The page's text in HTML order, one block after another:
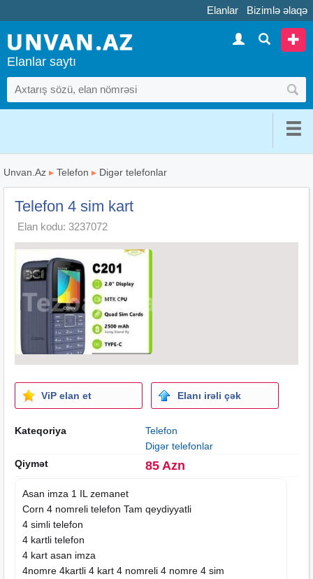
Elanlar Bizimlə əlaqə
Elanlar saytı
Unvan.Az ▸ Telefon ▸ Digər telefonlar
Telefon 4 sim kart
Elan kodu: 3237072
ViP elan et Elanı irəli çək
Kateqoriya
Telefon
Digər telefonlar
Qiymət
85 Azn
Asan imza 1 IL zemanet
Corn 4 nomreli telefon Tam qeydiyyatli
4 simli telefon
4 kartli telefon
4 kart asan imza
4nomre 4kartli 4 kart 4 nomreli 4 nomre 4 sim